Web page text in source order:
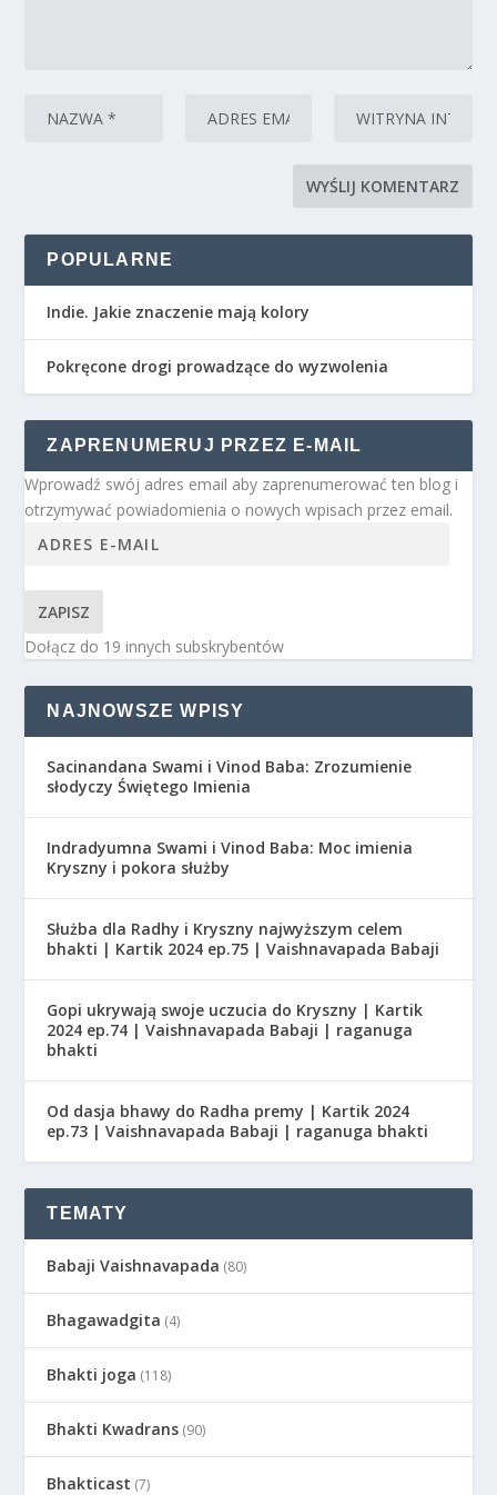
POPULARNE
Indie. Jakie znaczenie mają kolory
Pokręcone drogi prowadzące do wyzwolenia
ZAPRENUMERUJ PRZEZ E-MAIL
Wprowadź swój adres email aby zaprenumerować ten blog i
otrzymywać powiadomienia o nowych wpisach przez email.
ZAPISZ
Dołącz do 19 innych subskrybentów
NAJNOWSZE WPISY
Sacinandana Swami i Vinod Baba: Zrozumienie
słodyczy Świętego Imienia
Indradyumna Swami i Vinod Baba: Moc imienia
Kryszny i pokora służby
Służba dla Radhy i Kryszny najwyższym celem
bhakti | Kartik 2024 ep.75 | Vaishnavapada Babaji
Gopi ukrywają swoje uczucia do Kryszny | Kartik
2024 ep.74 | Vaishnavapada Babaji | raganuga
bhakti
Od dasja bhawy do Radha premy | Kartik 2024
ep.73 | Vaishnavapada Babaji | raganuga bhakti
TEMATY
Babaji Vaishnavapada (80)
Bhagawadgita (4)
Bhakti joga (118)
Bhakti Kwadrans (90)
Bhakticast (7)